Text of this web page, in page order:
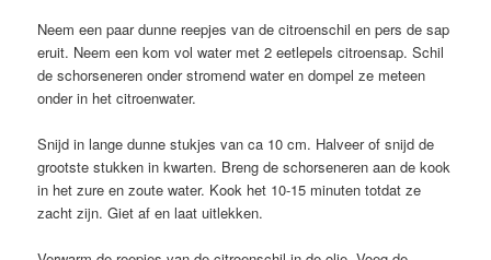
Neem een paar dunne reepjes van de citroenschil en pers de sap
eruit. Neem een kom vol water met 2 eetlepels citroensap. Schil
de schorseneren onder stromend water en dompel ze meteen
onder in het citroenwater.
Snijd in lange dunne stukjes van ca 10 cm. Halveer of snijd de
grootste stukken in kwarten. Breng de schorseneren aan de kook
in het zure en zoute water. Kook het 10-15 minuten totdat ze
zacht zijn. Giet af en laat uitlekken.